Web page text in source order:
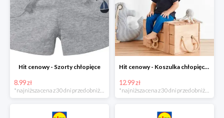
Hit cenowy - Szorty chłopięce
8.99 zł
*najniższa cena z 30 dni przed obniżką
Hit cenowy - Koszulka chłopięca polo
12.99 zł
*najniższa cena z 30 dni przed obniżką